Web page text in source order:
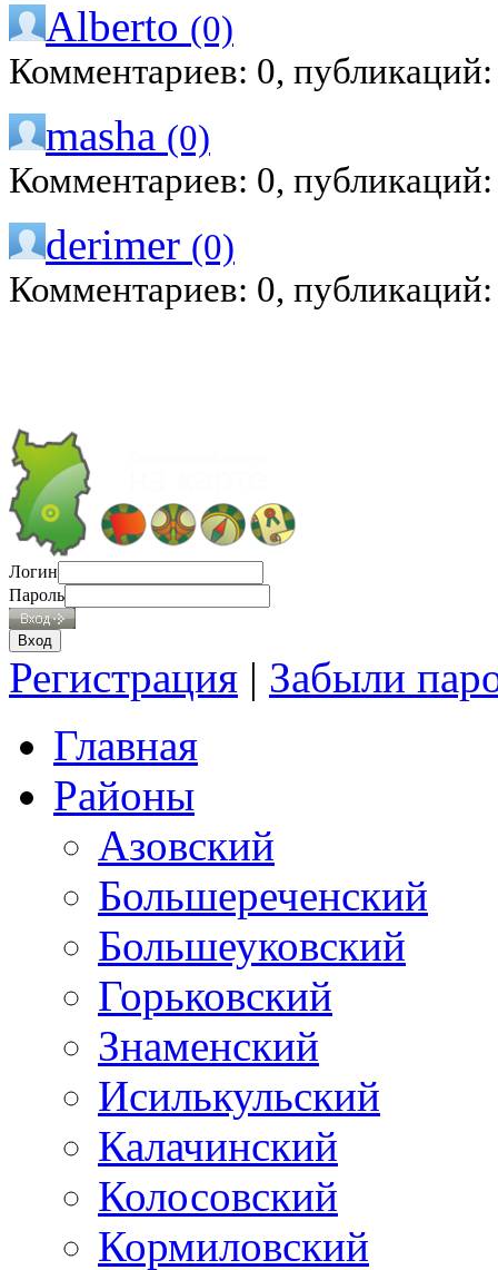
Alberto (0)
Комментариев: 0,
masha (0)
Комментариев: 0,
derimer (0)
Комментариев: 0,
Логин
Пароль
Регистрация | Забыли
Главная
Районы
Азовский
Большереченский
Большеуковский
Горьковский
Знаменский
Исилькульский
Калачинский
Колосовский
Кормиловский